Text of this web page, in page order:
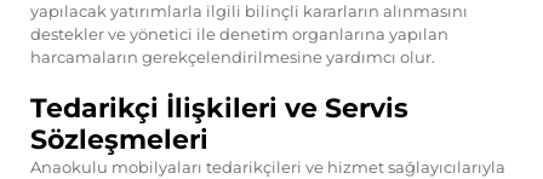
yapılacak yatırımlarla ilgili bilinçli kararların alınmasını
destekler ve yönetici ile denetim organlarına yapılan
harcamaların gerekçelendirilmesine yardımcı olur.
Tedarikçi İlişkileri ve Servis
Sözleşmeleri
Anaokulu mobilyaları tedarikçileri ve hizmet sağlayıcılarıyla